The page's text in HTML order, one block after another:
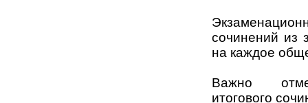
сочинений из
на каждое
Важно
итогового